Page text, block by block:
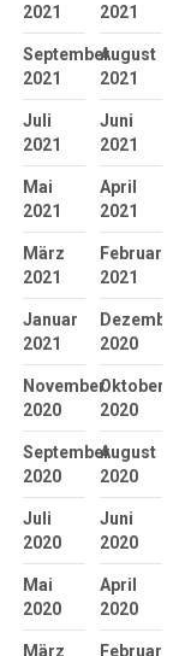
2021
2021
September
2021
August
2021
Juli
2021
Juni
2021
Mai
2021
April
2021
März
2021
Februar
2021
Januar
2021
2020
November
2020
Oktober
2020
September
2020
August
2020
Juli
2020
Juni
2020
Mai
2020
April
2020
März
Februar